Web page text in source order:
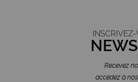
Recevez
accédez à